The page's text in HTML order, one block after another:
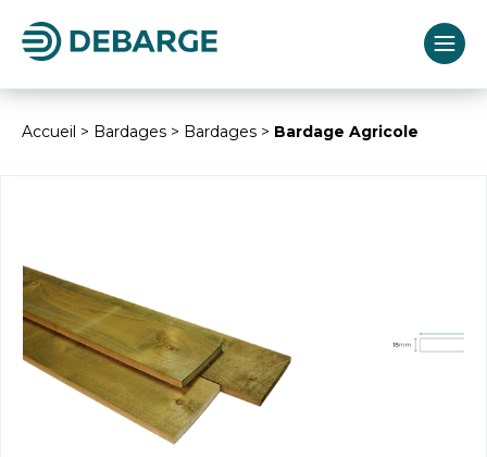
Accueil > Bardages > Bardages > Bardage Agricole